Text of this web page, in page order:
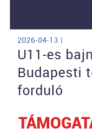
2026-04-13 |
U11-es
Budapesti
forduló